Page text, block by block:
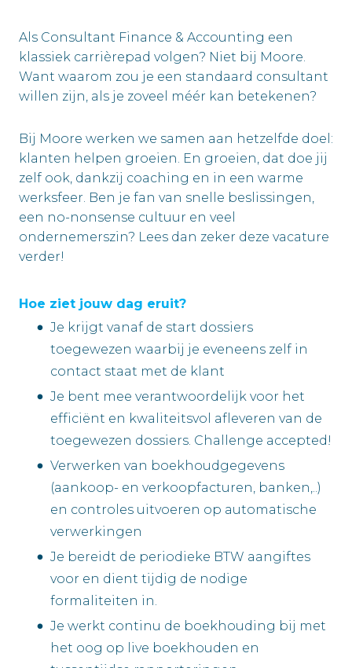
Als Consultant Finance & Accounting een
klassiek carrièrepad volgen? Niet bij Moore.
Want waarom zou je een standaard consultant
willen zijn, als je zoveel méér kan betekenen?
Bij Moore werken we samen aan hetzelfde doel:
klanten helpen groeien. En groeien, dat doe jij
zelf ook, dankzij coaching en in een warme
werksfeer. Ben je fan van snelle beslissingen,
een no-nonsense cultuur en veel
ondernemerszin? Lees dan zeker deze vacature
verder!
Hoe ziet jouw dag eruit?
Je krijgt vanaf de start dossiers
toegewezen waarbij je eveneens zelf in
contact staat met de klant
Je bent mee verantwoordelijk voor het
efficiënt en kwaliteitsvol afleveren van de
toegewezen dossiers. Challenge accepted!
Verwerken van boekhoudgegevens
(aankoop- en verkoopfacturen, banken,..)
en controles uitvoeren op automatische
verwerkingen
Je bereidt de periodieke BTW aangiftes
voor en dient tijdig de nodige
formaliteiten in.
Je werkt continu de boekhouding bij met
het oog op live boekhouden en